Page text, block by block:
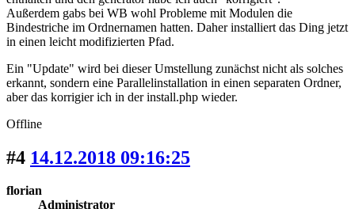
Außerdem gabs bei WB wohl Probleme mit Modulen die
Bindestriche im Ordnernamen hatten. Daher installiert das Ding jetzt
in einen leicht modifizierten Pfad.
Ein "Update" wird bei dieser Umstellung zunächst nicht als solches
erkannt, sondern eine Parallelinstallation in einen separaten Ordner,
aber das korrigier ich in der install.php wieder.
Offline
#4 14.12.2018 09:16:25
florian
Administrator